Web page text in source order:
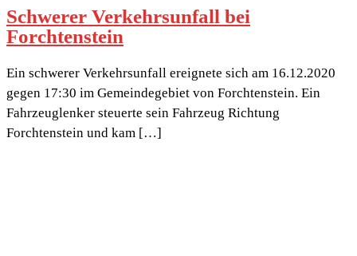
Schwerer Verkehrsunfall bei
Forchtenstein
Ein schwerer Verkehrsunfall ereignete sich am 16.12.2020
gegen 17:30 im Gemeindegebiet von Forchtenstein. Ein
Fahrzeuglenker steuerte sein Fahrzeug Richtung
Forchtenstein und kam […]